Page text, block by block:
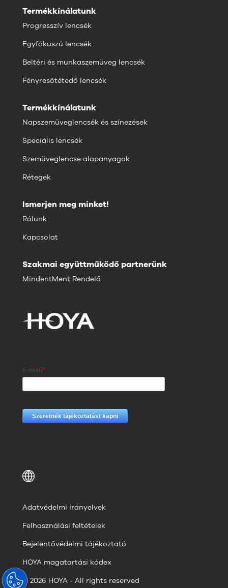
Termékkínálatunk
Progresszív lencsék
Egyfókuszú lencsék
Beltéri és munkaszemüveg lencsék
Fényresötétedő lencsék
Termékkínálatunk
Napszemüveglencsék és színezések
Speciális lencsék
Szemüveglencse alapanyagok
Rétegek
Ismerjen meg minket!
Rólunk
Kapcsolat
Szakmai együttműködő partnerünk
MindentMent Rendelő
© 2026 HOYA - All rights reserved
Adatvédelmi irányelvek
Felhasználási feltételek
Bejelentővédelmi tájékoztató
HOYA magatartási kódex